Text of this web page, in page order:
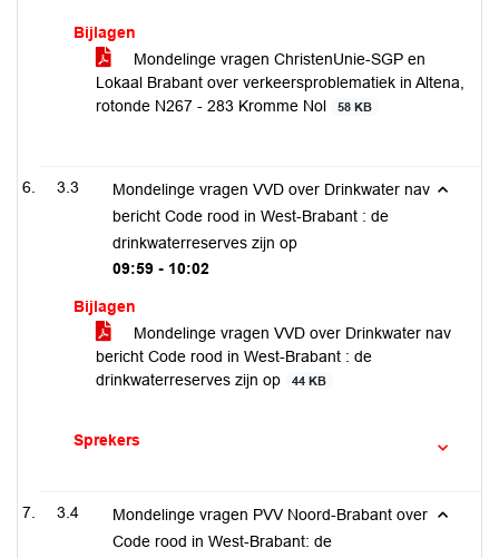
Bijlagen
Mondelinge vragen ChristenUnie-SGP en
Lokaal Brabant over verkeersproblematiek in Altena,
rotonde N267 - 283 Kromme Nol
58 KB
3.3
Mondelinge vragen VVD over Drinkwater nav
bericht Code rood in West-Brabant : de
drinkwaterreserves zijn op
09:59 - 10:02
Bijlagen
Mondelinge vragen VVD over Drinkwater nav
bericht Code rood in West-Brabant : de
drinkwaterreserves zijn op
44 KB
Sprekers
3.4
Mondelinge vragen PVV Noord-Brabant over
Code rood in West-Brabant: de